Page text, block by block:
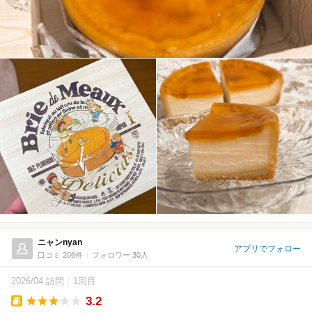
ニャンnyan
口コミ 206件 フォロワー 30人
アプリでフォロー
2026/04 訪問 1回目
3.2